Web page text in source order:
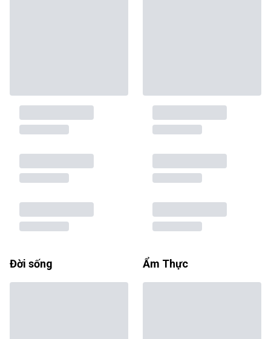
Đời sống Ẩm Thực